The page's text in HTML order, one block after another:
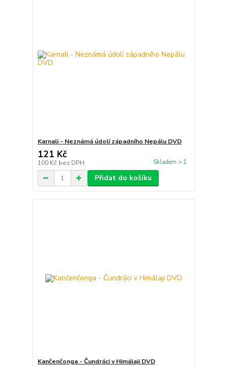
Karnali - Neznámá údolí západního Nepálu DVD
121 Kč
100 Kč bez DPH Skladem > 1
Přidat do košíku
Kančenčonga - Čundráci v Himálaji DVD